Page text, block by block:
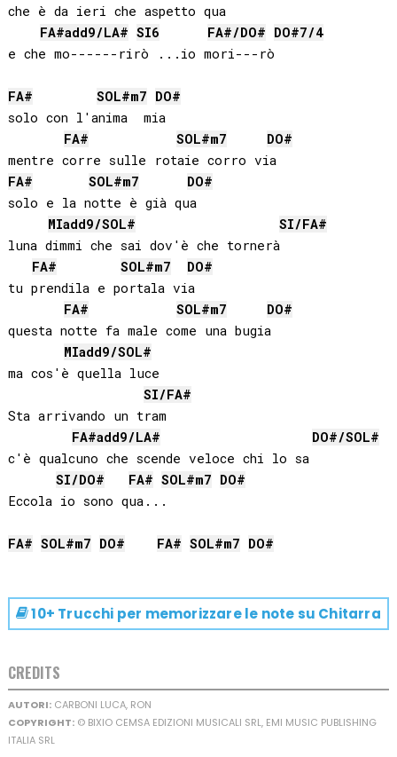
che è da ieri che aspetto qua
FA#add9/LA# SI6 FA#/DO# DO#7/4
e che mo------rirò ...io mori---rò
FA# SOL#m7 DO#
solo con l'anima  mia
FA#
SOL#m7
DO#
mentre corre sulle rotaie corro via
FA#
SOL#m7
DO#
solo e la notte è già qua
MIadd9/SOL# SI/FA#
luna dimmi che sai dov'è che tornerà
FA#
SOL#m7
DO#
tu prendila e portala via
FA#
SOL#m7
DO#
questa notte fa male come una bugia
MIadd9/SOL#
ma cos'è quella luce
SI/FA#
Sta arrivando un tram
FA#add9/LA# DO#/SOL#
c'è qualcuno che scende veloce chi lo sa
SI/DO# FA# SOL#m7 DO#
Eccola io sono qua...
FA# SOL#m7 DO# FA# SOL#m7 DO#
10+ Trucchi per memorizzare le note su Chitarra
CREDITS
AUTORI:CARBONI LUCA, RON
COPYRIGHT:© BIXIO CEMSA EDIZIONI MUSICALI SRL, EMI MUSIC PUBLISHING
ITALIA SRL